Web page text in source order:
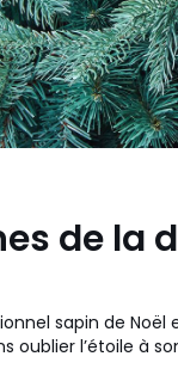
de la
sapin de
oublier l’étoile à